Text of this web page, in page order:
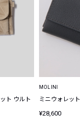
ト ウルト
MOLINI
ミニウォレット
¥28,600